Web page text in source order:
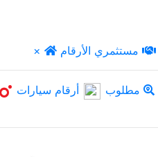
× مستثمري الأرقام
مطلوب أرقام سيارات